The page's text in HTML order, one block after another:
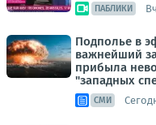
ПАБЛИКИ
Подполье в
важнейший
прибыла
"западных
СМИ